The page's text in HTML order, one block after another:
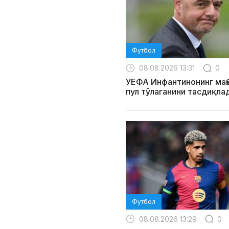
Футбол
08.08.2026 13:31 0
УЕФА Инфантинонинг
пул тўлаганини
Футбол
08.08.2026 13:29 0